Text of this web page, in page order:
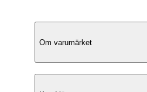
Produktbeskrivning
Elegant Design
Om varumärket